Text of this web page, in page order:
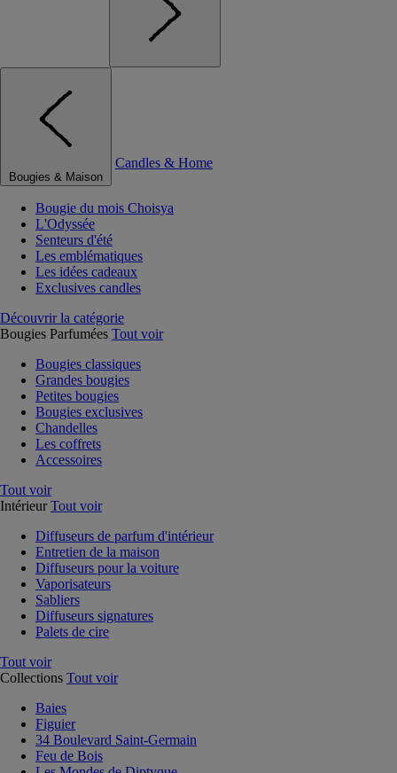
Bougies & Maison
Candles & Home
Bougie du mois Choisya
L'Odyssée
Senteurs d'été
Les emblématiques
Les idées cadeaux
Exclusives candles
Découvrir la catégorie
Bougies Parfumées Tout voir
Bougies classiques
Grandes bougies
Petites bougies
Bougies exclusives
Chandelles
Les coffrets
Accessoires
Tout voir
Intérieur Tout voir
Diffuseurs de parfum d'intérieur
Entretien de la maison
Diffuseurs pour la voiture
Vaporisateurs
Sabliers
Diffuseurs signatures
Palets de cire
Tout voir
Collections Tout voir
Baies
Figuier
34 Boulevard Saint-Germain
Feu de Bois